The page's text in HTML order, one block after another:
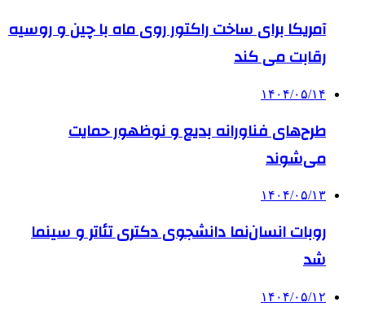
آمریکا برای ساخت راکتور روی ماه با چین و روسیه
رقابت می کند
۱۴۰۴/۰۵/۱۴
طرح‌های فناورانه بدیع و نوظهور حمایت
می‌شوند
۱۴۰۴/۰۵/۱۳
روبات انسان‌نما دانشجوی دکتری تئاتر و سینما
شد
۱۴۰۴/۰۵/۱۲